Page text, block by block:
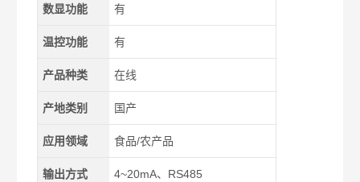
数显功能 有
温控功能 有
产品种类 在线
产地类别 国产
应用领域 食品/农产品
输出方式 4~20mA、RS485